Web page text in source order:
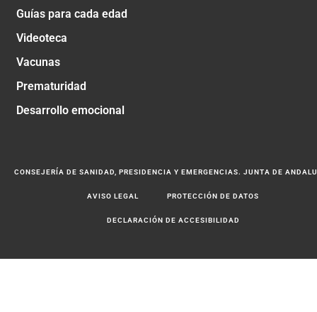
Guías para cada edad
Videoteca
Vacunas
Prematuridad
Desarrollo emocional
CONSEJERÍA DE SANIDAD, PRESIDENCIA Y EMERGENCIAS. JUNTA DE
AVISO LEGAL PROTECCIÓN DE DATOS
DECLARACIÓN DE ACCESIBILIDAD